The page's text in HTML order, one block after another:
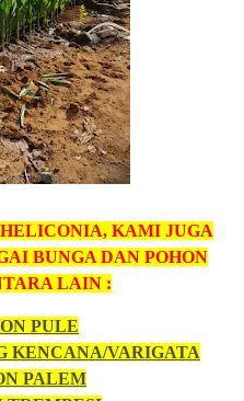
KAMI JUGA
BUNGA DAN POHON
LAIN :
PULE
KENCANA/VARIGATA
PALEM